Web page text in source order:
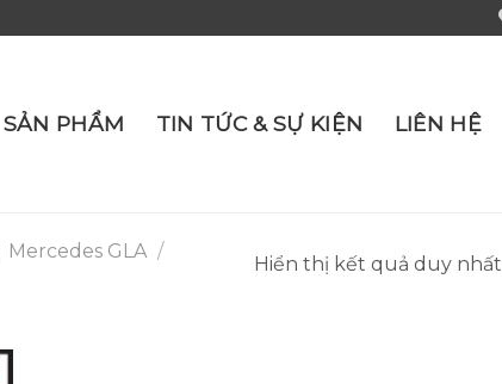
SẢN PHẨM TIN TỨC & SỰ KIỆN LIÊN HỆ
Mercedes GLA /
Hiển thị kết quả duy nhất